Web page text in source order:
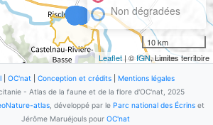
Souchet vigoureux
Cyperus eragrostis
Lam., 1791
12observations
Dernière observation en2020 Fiche espèce
Saule blanc
Salix albaL., 1753 [nom. et typ.
cons.]
Non dégradées
10 km
Leaflet | © IGN, Limites territoire
| OC'nat| Conception et crédits| Mentions légales
- Atlas de la faune et de la flore d'OC'nat, 2025
atlas , développé par le Parc national des Écrins et
Jérôme Maruéjouls pour OC'nat